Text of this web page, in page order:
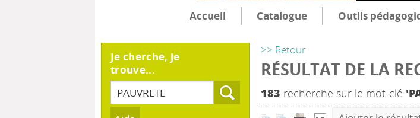
Accueil Catalogue Outils
>> Retour
RÉSULTAT DE LA
183 recherche sur le mot-clé
Je cherche, je
trouve...